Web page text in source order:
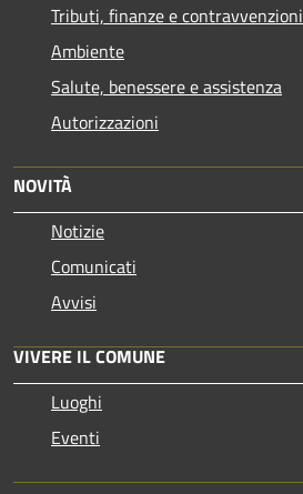
Tributi, finanze e contravvenzioni
Ambiente
Salute, benessere e assistenza
Autorizzazioni
NOVITÀ
Notizie
Comunicati
Avvisi
VIVERE IL COMUNE
Luoghi
Eventi